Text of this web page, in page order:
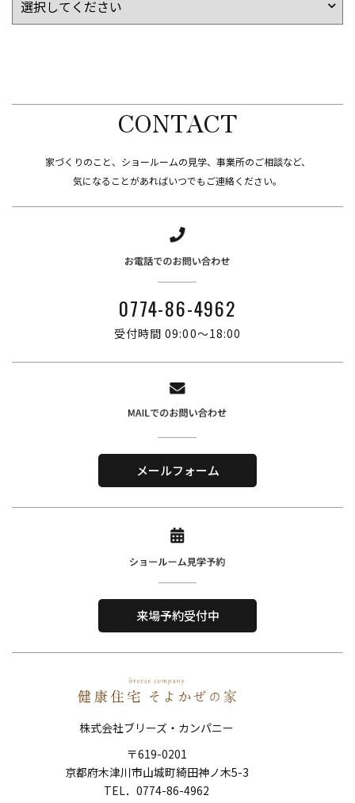
株式会社ブリーズ・カンパニー
〒619-0201
京都府木津川市山城町綺田神ノ木5-3
About Us
私たちについて
選ばれる理由
Performance
住宅性能
Works
施工事例
FAQ
よくある質問
News
CONTACT
家づくりのこと、ショールームの見学、事業所のご相談など、
​​​​​​​気になることがあればいつでもご連絡ください。
0774-86-4962
受付時間 09:00～18:00
メールフォーム
来場予約受付中
株式会社ブリーズ・カンパニー
〒619-0201
京都府木津川市山城町綺田神ノ木5-3
​​​​​​​TEL． 0774-86-4962